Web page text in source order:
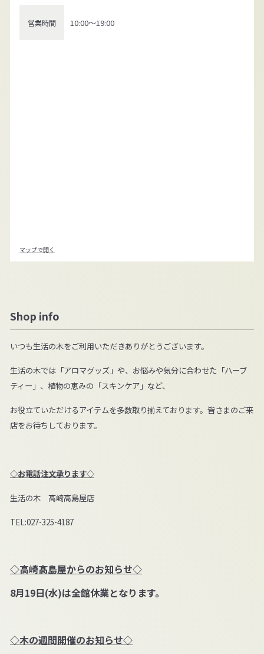
営業時間 10:00～19:00
マップで開く
Shop info
いつも生活の木をご利用いただきありがとうございます。
生活の木では「アロマグッズ」や、お悩みや気分に合わせた「ハーブ
ティー」、植物の恵みの「スキンケア」など、
お役立ていただけるアイテムを多数取り揃えております。皆さまのご来
店をお待ちしております。
◇お電話注文承ります◇
生活の木 高崎高島屋店
TEL:027-325-4187
◇高崎髙島屋からのお知らせ◇
8月19日(水)は全館休業となります。
◇木の週間開催のお知らせ◇